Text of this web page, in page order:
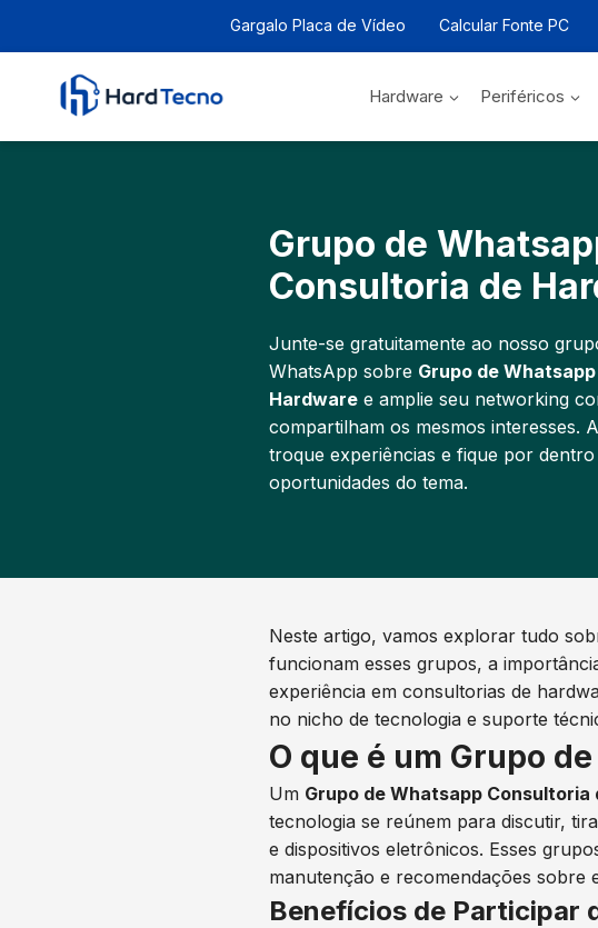
Conteúdo
Gargalo Placa de Vídeo Calcular Fonte PC
Hardware Periféricos
Grupo de
Consultoria de
Junte-se gratuitamente ao nosso
WhatsApp sobre Grupo de
Hardware e amplie seu networking
compartilham os mesmos interesses.
troque experiências e fique por
oportunidades do tema.
Neste artigo, vamos explorar tudo
funcionam esses grupos, a
experiência em consultorias de
no nicho de tecnologia e suporte
O que é um Grupo
Um Grupo de Whatsapp Consultoria
tecnologia se reúnem para discutir,
e dispositivos eletrônicos. Esses
manutenção e recomendações sobre
Benefícios de Participar